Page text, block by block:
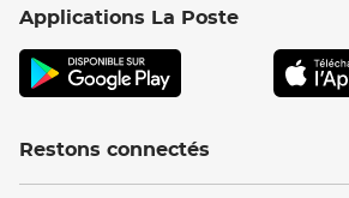
Applications La Poste
Restons connectés